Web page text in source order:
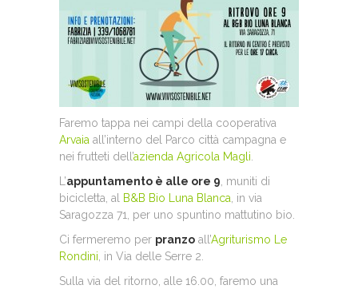
Faremo tappa nei campi della cooperativa
Arvaia all’interno del Parco città campagna e
nei frutteti dell’azienda Agricola Magli.
L’appuntamento è alle ore 9, muniti di
bicicletta, al B&B Bio Luna Blanca, in via
Saragozza 71, per uno spuntino mattutino bio.
Ci fermeremo per pranzo all’Agriturismo Le
Rondini, in Via delle Serre 2.
Sulla via del ritorno, alle 16.00, faremo una